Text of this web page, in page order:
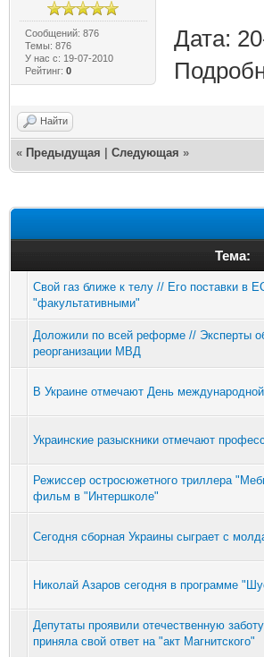
Сообщений: 876
Темы: 876
У нас с: 19-07-2010
Рейтинг: 0
Дата:
Найти
« Предыдущая Следующая »
Тема:
Свой газ ближе к телу // Его поставки в
"факультативными"
Доложили по всей реформе // Эксперты
реорганизации МВД
В Украине отмечают День
Украинские разыскники отмечают
Режиссер остросюжетного триллера
фильм в "Интершколе"
Сегодня сборная Украины сыграет с
Николай Азаров сегодня в программе
Депутаты проявили отечественную
приняла свой ответ на "акт Магнитского"